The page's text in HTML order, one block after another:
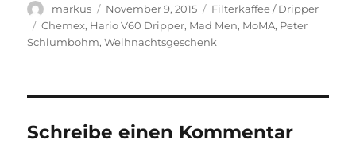
Autor
markus
Veröffentlicht
am
November 9, 2015 Kategorien
Filterkaffee / Dripper
Schlagwörter
Chemex, Hario V60 Dripper, Mad Men, MoMA, Peter
Schlumbohm,Weihnachtsgeschenk
Schreibe einen Kommentar